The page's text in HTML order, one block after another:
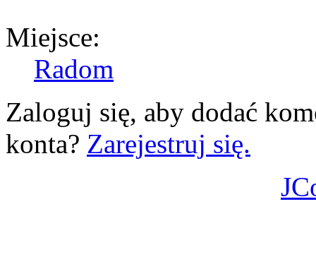
Miejsce:
Radom
Zaloguj się, aby dodać
konta? Zarejestruj się.